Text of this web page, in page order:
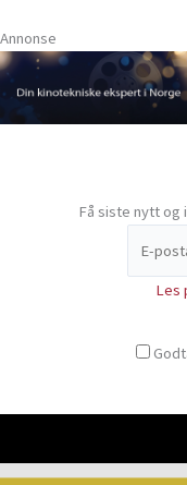
Annonse
Få siste nytt og
Les